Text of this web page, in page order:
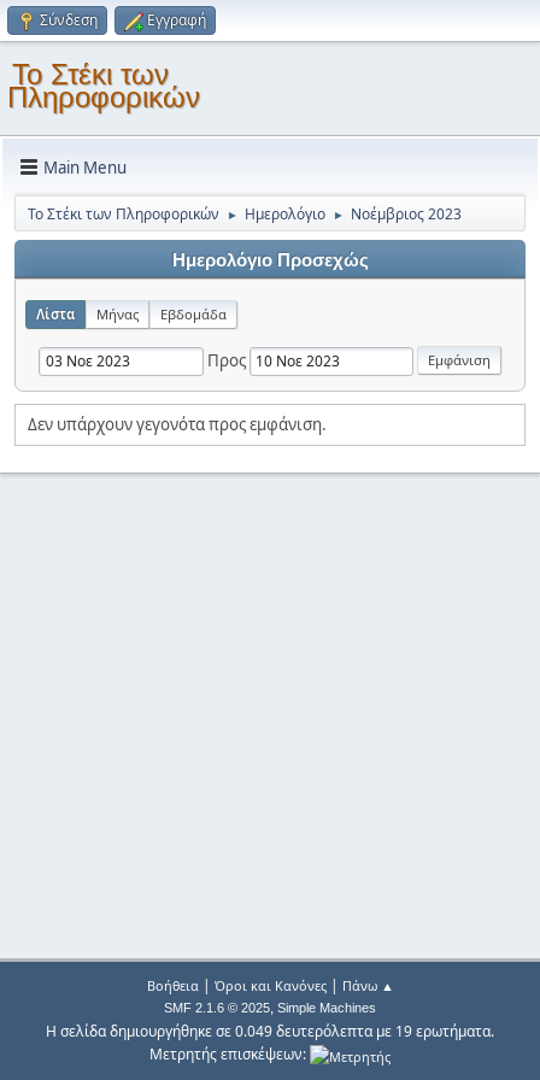
Σύνδεση Εγγραφή
Το Στέκι των
Πληροφορικών
Main Menu
Το Στέκι των Πληροφορικών ► Ημερολόγιο ► Νοέμβριος 2023
Ημερολόγιο Προσεχώς
Λίστα Μήνας Εβδομάδα
Προς
Δεν υπάρχουν γεγονότα προς εμφάνιση.
Βοήθεια| Όροι και Κανόνες| Πάνω ▲
SMF 2.1.6 © 2025, Simple Machines
Η σελίδα δημιουργήθηκε σε 0.049 δευτερόλεπτα με 19 ερωτήματα.
Μετρητής επισκέψεων: